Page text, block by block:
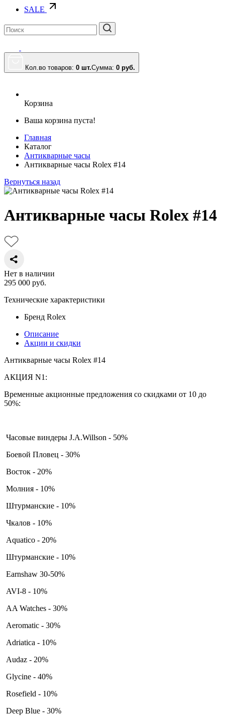
SALE
Кол.во товаров: 0 шт.Сумма: 0 руб.
Корзина
Ваша корзина пуста!
Главная
Каталог
Антикварные часы
Антикварные часы Rolex #14
Вернуться назад
Антикварные часы Rolex #14
Нет в наличии
295 000 руб.
Технические характеристики
Бренд Rolex
Описание
Акции и скидки
Антикварные часы Rolex #14
АКЦИЯ N1:
Временные акционные предложения со скидками от 10 до
50%:
Часовые виндеры J.A.Willson - 50%
Боевой Пловец - 30%
Восток - 20%
Молния - 10%
Штурманские - 10%
Чкалов - 10%
Aquatico - 20%
Штурманские - 10%
Earnshaw 30-50%
AVI-8 - 10%
AA Watches - 30%
Aeromatic - 30%
Adriatica - 10%
Audaz - 20%
Glycine - 40%
Rosefield - 10%
Deep Blue - 30%